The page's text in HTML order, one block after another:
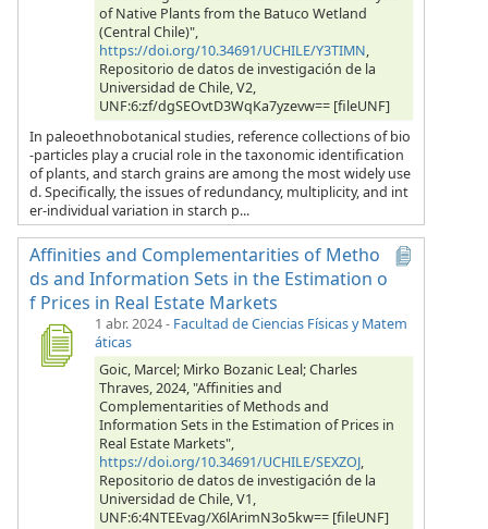
of Native Plants from the Batuco Wetland
(Central Chile)",
https://doi.org/10.34691/UCHILE/Y3TIMN,
Repositorio de datos de investigación de la
Universidad de Chile, V2,
UNF:6:zf/dgSEOvtD3WqKa7yzevw== [fileUNF]
In paleoethnobotanical studies, reference collections of bio
-particles play a crucial role in the taxonomic identification
of plants, and starch grains are among the most widely use
d. Specifically, the issues of redundancy, multiplicity, and int
er-individual variation in starch p...
Affinities and Complementarities of Metho
ds and Information Sets in the Estimation o
f Prices in Real Estate Markets
1 abr. 2024- Facultad de Ciencias Físicas y Matem
áticas
Goic, Marcel; Mirko Bozanic Leal; Charles
Thraves, 2024, "Affinities and
Complementarities of Methods and
Information Sets in the Estimation of Prices in
Real Estate Markets",
https://doi.org/10.34691/UCHILE/SEXZOJ,
Repositorio de datos de investigación de la
Universidad de Chile, V1,
UNF:6:4NTEEvag/X6lArimN3o5kw== [fileUNF]